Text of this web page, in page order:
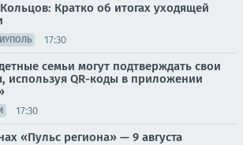
Кратко об итогах уходящей
17:30
семьи могут подтверждать свои
используя QR-коды в приложении
17:30
«Пульс региона» — 9 августа